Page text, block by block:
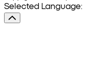
Selected Language: